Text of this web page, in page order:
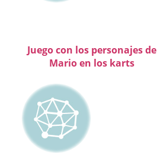
Juego con los personajes de
Mario en los karts